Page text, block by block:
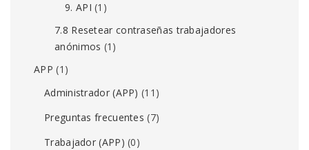
9. API (1)
7.8 Resetear contraseñas trabajadores
anónimos (1)
APP (1)
Administrador (APP) (11)
Preguntas frecuentes (7)
Trabajador (APP) (0)